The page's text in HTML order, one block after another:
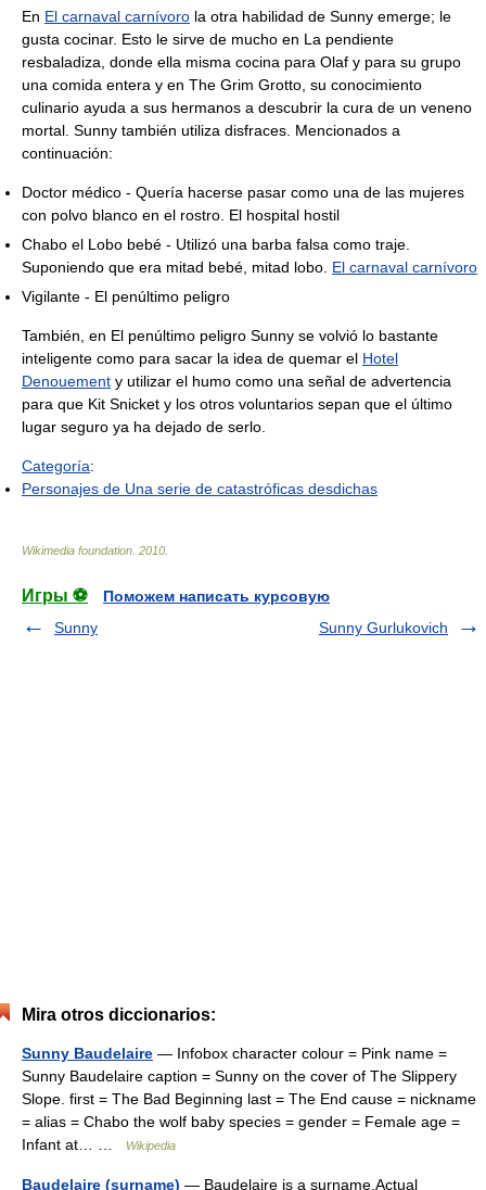
En El carnaval carnívoro la otra habilidad de Sunny emerge; le
gusta cocinar. Esto le sirve de mucho en La pendiente
resbaladiza, donde ella misma cocina para Olaf y para su grupo
una comida entera y en The Grim Grotto, su conocimiento
culinario ayuda a sus hermanos a descubrir la cura de un veneno
mortal. Sunny también utiliza disfraces. Mencionados a
continuación:
Doctor médico - Quería hacerse pasar como una de las mujeres
con polvo blanco en el rostro. El hospital hostil
Chabo el Lobo bebé - Utilizó una barba falsa como traje.
Suponiendo que era mitad bebé, mitad lobo. El carnaval carnívoro
Vigilante - El penúltimo peligro
También, en El penúltimo peligro Sunny se volvió lo bastante
inteligente como para sacar la idea de quemar el Hotel
Denouement y utilizar el humo como una señal de advertencia
para que Kit Snicket y los otros voluntarios sepan que el último
lugar seguro ya ha dejado de serlo.
Categoría:
Personajes de Una serie de catastróficas desdichas
Wikimedia foundation 2010
Игры ⚽
Поможем написать курсовую
Sunny
Sunny Gurlukovich
Mira otros diccionarios:
Sunny Baudelaire — Infobox character colour = Pink name =
Sunny Baudelaire caption = Sunny on the cover of The Slippery
Slope. first = The Bad Beginning last = The End cause = nickname
= alias = Chabo the wolf baby species = gender = Female age =
Infant at… …
Wikipedia
Baudelaire (surname) — Baudelaire is a surname.Actual